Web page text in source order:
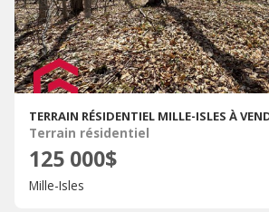
TERRAIN RÉSIDENTIEL MILLE-ISLES À
Terrain résidentiel
125 000$
Mille-Isles